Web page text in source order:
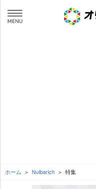
ホーム Nulbarich 特集